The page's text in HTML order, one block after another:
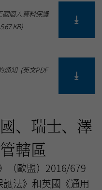
個人資料保護
KB)
通知 (英文PDF
、瑞士、澤
轄區
（歐盟）2016/679
法》和英國《通用